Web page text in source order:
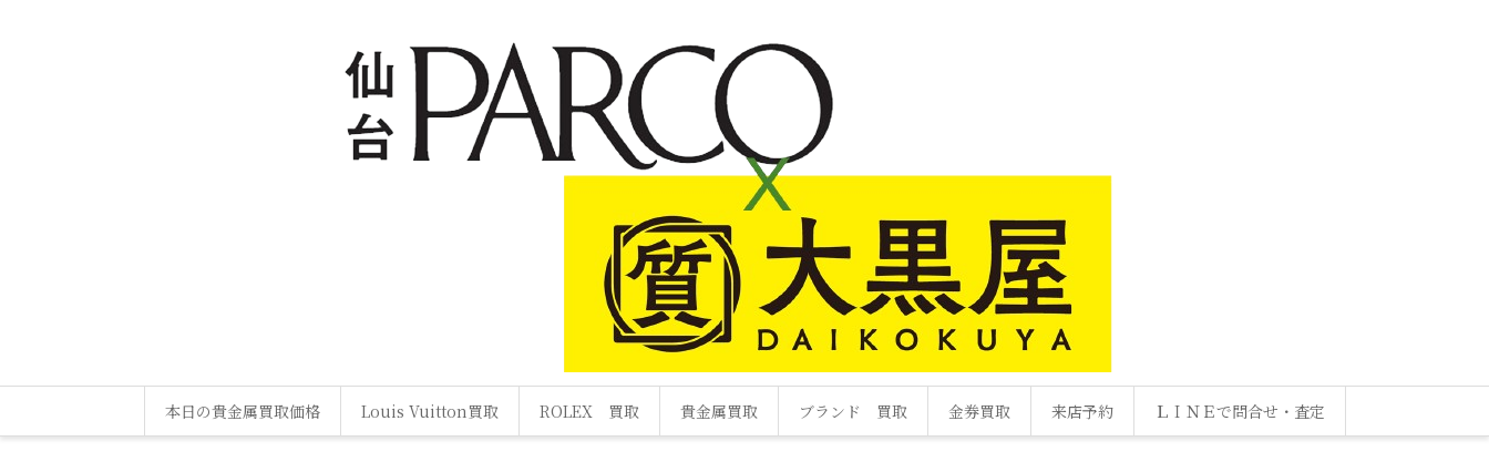
本日の貴金属買取価格 Louis Vuitton買取 ROLEX 買取 貴金属買取 ブランド 買取 金券買取 来店予約 ＬＩＮＥで問合せ・査定